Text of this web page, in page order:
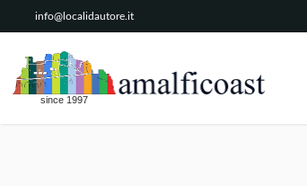
info@localidautore.it
since 1997